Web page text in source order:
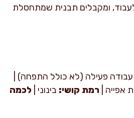
ומקבלים תבנית שמתחסלת
רמת קושי: בינוני | לכמה